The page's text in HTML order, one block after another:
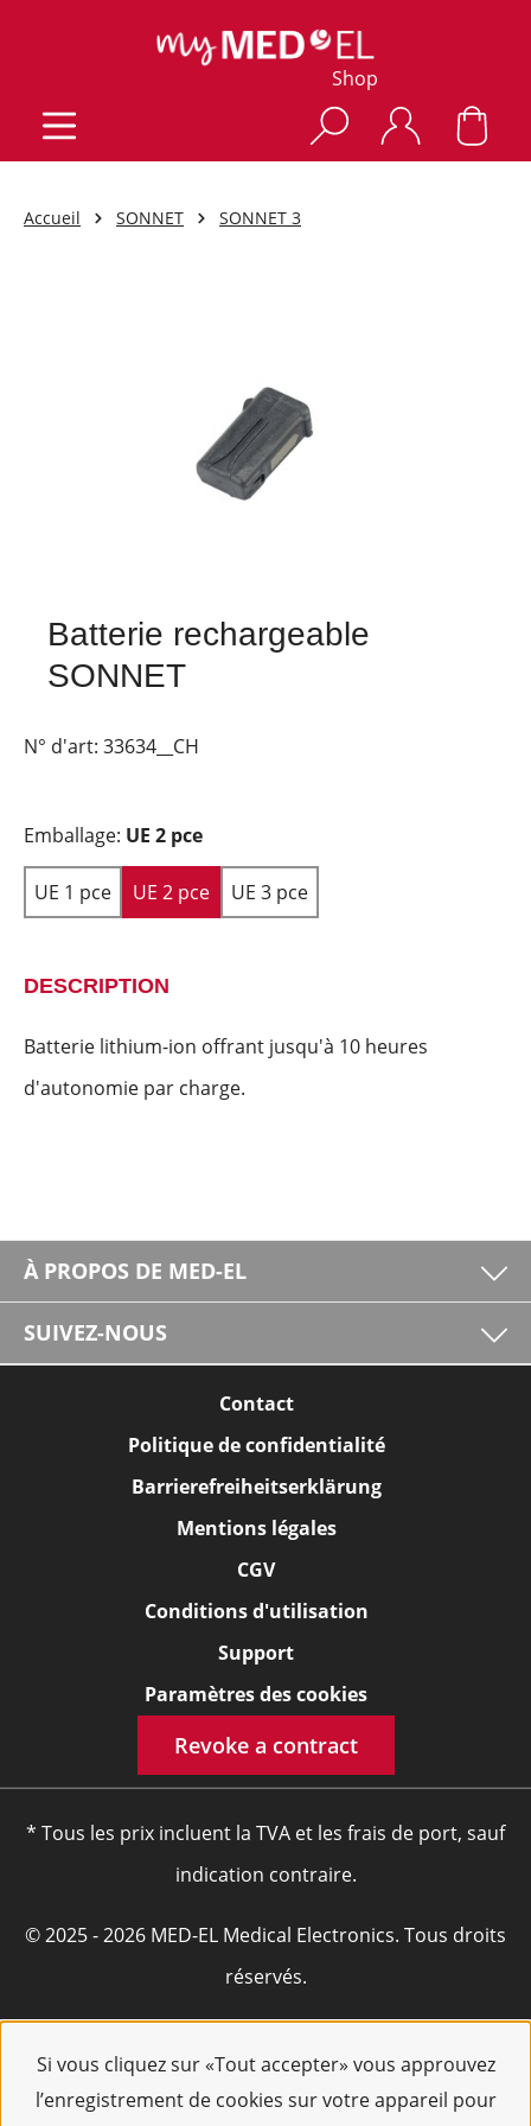
Si vous cliquez sur «Tout accepter» vous approuvez
l’enregistrement de cookies sur votre appareil pour
Shop
Accueil SONNET SONNET 3
Batterie rechargeable
SONNET
N° d'art: 33634__CH
Emballage: UE 2 pce
UE 1 pce UE 2 pce UE 3 pce
DESCRIPTION
Batterie lithium-ion offrant jusqu'à 10 heures
d'autonomie par charge.
À PROPOS DE MED-EL
SUIVEZ-NOUS
Contact
Politique de confidentialité
Barrierefreiheitserklärung
Mentions légales
CGV
Conditions d'utilisation
Support
Paramètres des cookies
Revoke a contract
* Tous les prix incluent la TVA et les frais de port, sauf
indication contraire.
© 2025 - 2026 MED-EL Medical Electronics. Tous droits
réservés.